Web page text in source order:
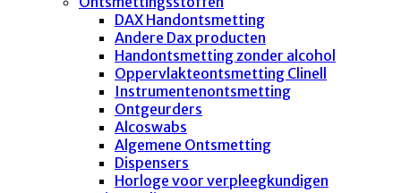
DAX Handontsmetting
Andere Dax producten
Handontsmetting zonder alcohol
Oppervlakteontsmetting Clinell
Instrumentenontsmetting
Ontgeurders
Alcoswabs
Algemene Ontsmetting
Dispensers
Horloge voor verpleegkundigen